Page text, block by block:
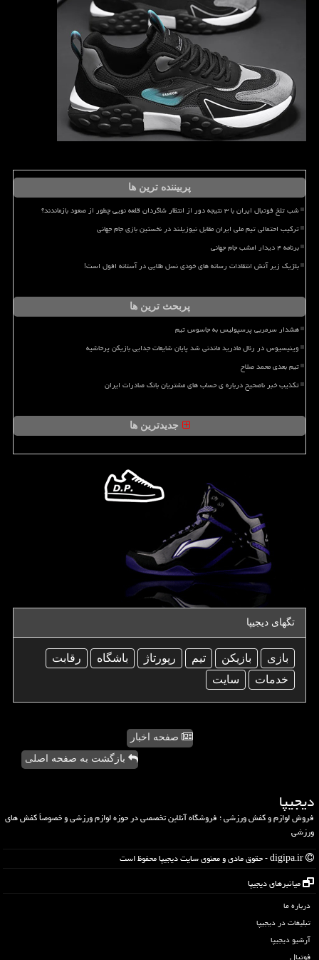
پربیننده ترین ها
شب تلخ فوتبال ایران با ۳ نتیجه دور از انتظار شاگردان قلعه نویی چطور از صعود بازماندند؟
ترکیب احتمالی تیم ملی ایران مقابل نیوزیلند در نخستین بازی جام جهانی
برنامه ۴ دیدار امشب جام جهانی
بلژیک زیر آتش انتقادات رسانه های خودی نسل طلایی در آستانه افول است!
پربحث ترین ها
هشدار سرمربی پرسپولیس به جاسوس تیم
وینیسیوس در رئال مادرید ماندنی شد پایان شایعات جدایی بازیکن پرحاشیه
تیم بعدی محمد صلاح
تکذیب خبر ناصحیح درباره ی حساب های مشتریان بانک صادرات ایران
جدیدترین ها
تگهای دیجیپا
بازی بازیكن تیم رپورتاژ باشگاه
رقابت
خدمات
سایت
صفحه اخبار
بازگشت به صفحه اصلی
دیجیپا
فروش لوازم و کفش ورزشی ؛ فروشگاه آنلاین تخصصی در حوزه لوازم ورزشی و خصوصاً کفش های
ورزشی
میانبرهای دیجیپا
درباره ما
تبلیغات در دیجیپا
آرشیو دیجیپا
فوتبال